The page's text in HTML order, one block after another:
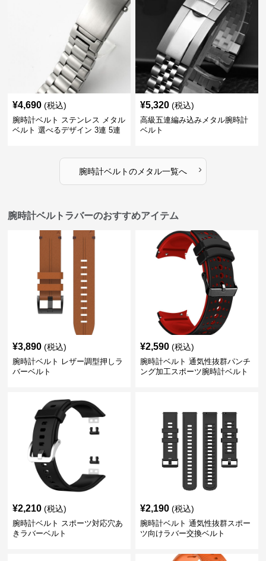
¥4,690 (税込)
腕時計ベルト ステンレス メタル
ベルト 選べるデザイン 3連 5連
¥5,320 (税込)
高級五連編み込みメタル腕時計
ベルト
腕時計ベルトのメタル一覧へ ›
腕時計ベルトラバーのおすすめアイテム
¥3,890 (税込)
腕時計ベルト レザー調型押しラ
バーベルト
¥2,590 (税込)
腕時計ベルト 通気性抜群パンチ
ング加工スポーツ腕時計ベルト
¥2,210 (税込)
腕時計ベルト スポーツ対応穴あ
きラバーベルト
¥2,190 (税込)
腕時計ベルト 通気性抜群スポー
ツ向けラバー交換ベルト